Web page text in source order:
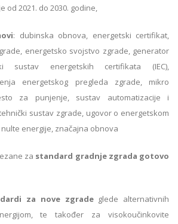
od 2021. do 2030. godine,
: dubinska obnova, energetski certifikat,
energetsko svojstvo zgrade, generator
sustav energetskih certifikata (IEC),
energetskog pregleda zgrade, mikro
za punjenje, sustav automatizacije i
sustav zgrade, ugovor o energetskom
energije, značajna obnova
za standard gradnje zgrada gotovo
za nove zgradeglede alternativnih
te također za visokoučinkovite